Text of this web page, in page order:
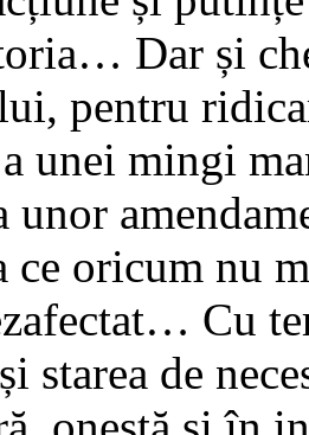
Dar și
pentru
unei mingi
unor
ce oricum nu
Cu
starea de